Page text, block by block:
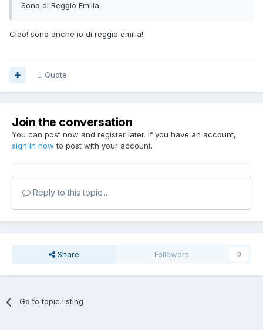
Sono di Reggio Emilia.
Ciao! sono anche io di reggio emilia!
Quote
Join the conversation
You can post now and register later. If you have an account,
sign in now to post with your account.
Reply to this topic...
Share Followers 0
Go to topic listing